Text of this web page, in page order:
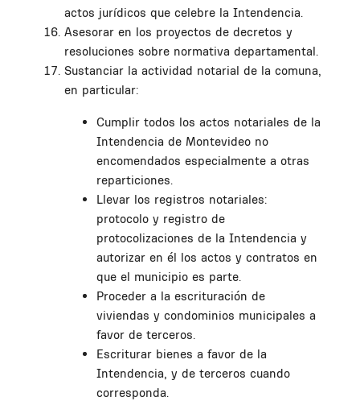
actos jurídicos que celebre la Intendencia.
Asesorar en los proyectos de decretos y
resoluciones sobre normativa departamental.
Sustanciar la actividad notarial de la comuna,
en particular:
Cumplir todos los actos notariales de la
Intendencia de Montevideo no
encomendados especialmente a otras
reparticiones.
Llevar los registros notariales:
protocolo y registro de
protocolizaciones de la Intendencia y
autorizar en él los actos y contratos en
que el municipio es parte.
Proceder a la escrituración de
viviendas y condominios municipales a
favor de terceros.
Escriturar bienes a favor de la
Intendencia, y de terceros cuando
corresponda.